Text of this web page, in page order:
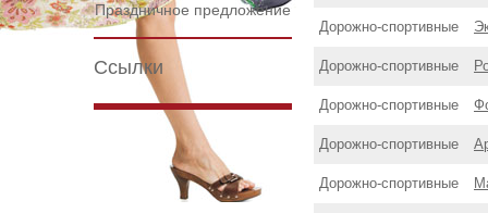
Праздничное предложение
Ссылки
Дорожнo-спортивные
Дорожнo-спортивные
Дорожнo-спортивные
Дорожнo-спортивные
Дорожнo-спортивные